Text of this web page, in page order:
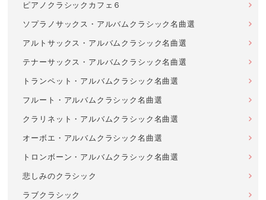
ピアノクラシックカフェ６
ソプラノサックス・アルバムクラシック名曲選
アルトサックス・アルバムクラシック名曲選
テナーサックス・アルバムクラシック名曲選
トランペット・アルバムクラシック名曲選
フルート・アルバムクラシック名曲選
クラリネット・アルバムクラシック名曲選
オーボエ・アルバムクラシック名曲選
トロンボーン・アルバムクラシック名曲選
悲しみのクラシック
ラブクラシック